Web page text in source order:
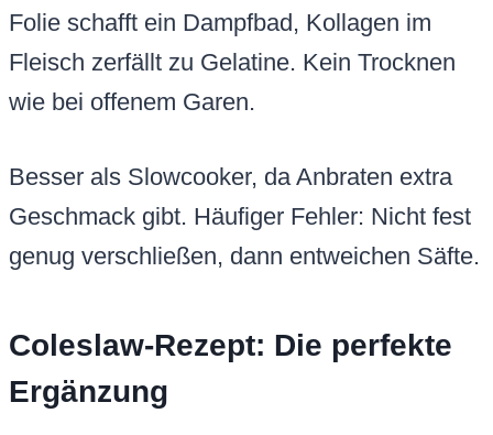
Folie schafft ein Dampfbad, Kollagen im
Fleisch zerfällt zu Gelatine. Kein Trocknen
wie bei offenem Garen.
Besser als Slowcooker, da Anbraten extra
Geschmack gibt. Häufiger Fehler: Nicht fest
genug verschließen, dann entweichen Säfte.
Coleslaw-Rezept: Die perfekte
Ergänzung